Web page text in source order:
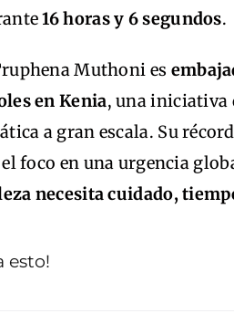
16 horas y 6 segundos.
Muthoni es
en Kenia, una iniciativa
a gran escala. Su
foco en una urgencia
necesita cuidado,
esto!